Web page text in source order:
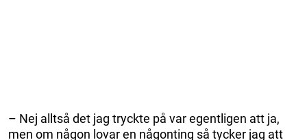
– Nej alltså det jag tryckte på var egentligen att ja,
men om någon lovar en någonting så tycker jag att